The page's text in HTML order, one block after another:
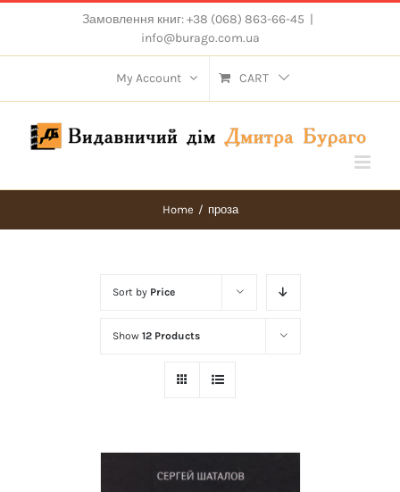
content
Замовлення книг: +38 (068) 863-66-45 |
info@burago.com.ua
My Account CART
Home / проза
Sort by Price
Show 12 Products